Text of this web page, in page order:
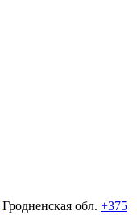
Гродненская обл. +375